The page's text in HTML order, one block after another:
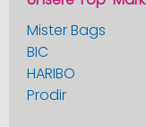
Mister Bags
BIC
HARIBO
Prodir